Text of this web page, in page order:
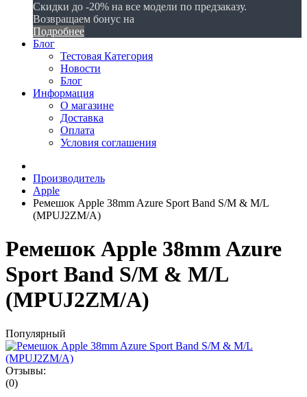
Скидки до -20% на все модели по предзаказу.
Возвращаем бонус на
Подробнее
Блог
Тестовая Категория
Новости
Блог
Информация
О магазине
Доставка
Оплата
Условия соглашения
Производитель
Apple
Ремешок Apple 38mm Azure Sport Band S/M & M/L
(MPUJ2ZM/A)
Ремешок Apple 38mm Azure
Sport Band S/M & M/L
(MPUJ2ZM/A)
Популярный
Отзывы:
(0)